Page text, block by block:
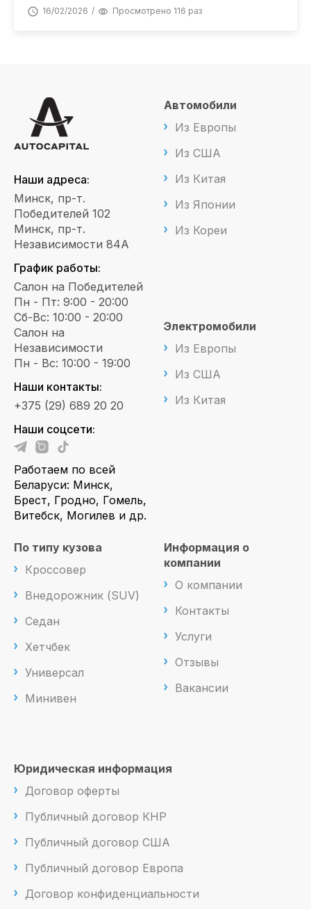
16/02/2026 Просмотрено 116 раз
Наши адреса:
Минск, пр-т.
Победителей 102
Минск, пр-т.
Независимости 84А
График работы:
Салон на Победителей
Пн - Пт: 9:00 - 20:00
Сб-Вс: 10:00 - 20:00
Салон на
Независимости
Пн - Вс: 10:00 - 19:00
Наши контакты:
+375 (29) 689 20 20
Наши соцсети:
Работаем по всей
Беларуси: Минск,
Брест, Гродно, Гомель,
Витебск, Могилев и др.
Автомобили
Из Европы
Из США
Из Китая
Из Японии
Из Кореи
Электромобили
Из Европы
Из США
Из Китая
По типу кузова
Кроссовер
Внедорожник (SUV)
Седан
Хетчбек
Универсал
Минивен
Информация о
компании
О компании
Контакты
Услуги
Отзывы
Вакансии
Юридическая информация
Договор оферты
Публичный договор КНР
Публичный договор США
Публичный договор Европа
Договор конфиденциальности